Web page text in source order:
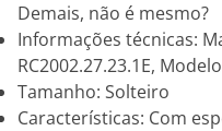
Demais, não é mesmo?
Informações técnicas:
RC2002.27.23.1E,
Tamanho: Solteiro
Características: Com